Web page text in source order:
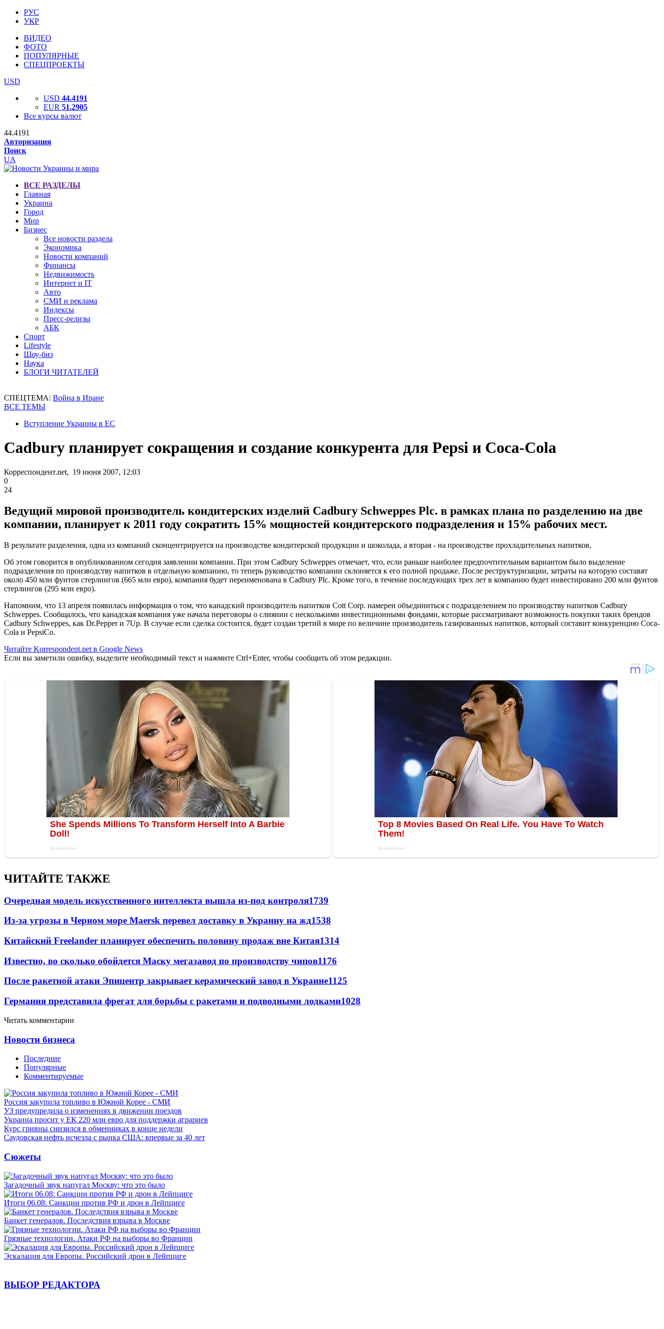
РУС
УКР
ВИДЕО
ФОТО
ПОПУЛЯРНЫЕ
СПЕЦПРОЕКТЫ
USD
USD 44.4191
EUR 51.2905
Все курсы валют
44.4191
Авторизация
Поиск
UA
ВСЕ РАЗДЕЛЫ
Главная
Украина
Город
Мир
Бизнес
Все новости раздела
Экономика
Новости компаний
Финансы
Недвижимость
Интернет и IT
Авто
СМИ и реклама
Индексы
Пресс-релизы
АБК
Спорт
Lifestyle
Шоу-биз
Наука
БЛОГИ ЧИТАТЕЛЕЙ
СПЕЦТЕМА: Война в Иране
ВСЕ ТЕМЫ
Вступление Украины в ЕС
Cadbury планирует сокращения и создание конкурента для Pepsi и Coca-Cola
Корреспондент.net, 19 июня 2007, 12:03
0
24
Ведущий мировой производитель кондитерских изделий Cadbury Schweppes Plc. в рамках плана по разделению на две
компании, планирует к 2011 году сократить 15% мощностей кондитерского подразделения и 15% рабочих мест.
В результате разделения, одна из компаний сконцентрируется на производстве кондитерской продукции и шоколада, а вторая - на производстве прохладительных напитков,
Об этом говорится в опубликованном сегодня заявлении компании. При этом Cadbury Schweppes отмечает, что, если раньше наиболее предпочтительным вариантом было выделение
подразделения по производству напитков в отдельную компанию, то теперь руководство компании склоняется к его полной продаже. После реструктуризации, затраты на которую составят
около 450 млн фунтов стерлингов (665 млн евро), компания будет переименована в Cadbury Plc. Кроме того, в течение последующих трех лет в компанию будет инвестировано 200 млн фунтов
стерлингов (295 млн евро).
Напомним, что 13 апреля появилась информация о том, что канадский производитель напитков Cott Corp. намерен объединиться с подразделением по производству напитков Cadbury
Schweppes. Сообщалось, что канадская компания уже начала переговоры о слиянии с несколькими инвестиционными фондами, которые рассматривают возможность покупки таких брендов
Cadbury Schweppes, как Dr.Pepper и 7Up. В случае если сделка состоится, будет создан третий в мире по величине производитель газированных напитков, который составит конкуренцию Coca-
Cola и PepsiCo.
Читайте Korrespondent.net в Google News
Если вы заметили ошибку, выделите необходимый текст и нажмите Ctrl+Enter, чтобы сообщить об этом редакции.
ЧИТАЙТЕ ТАКЖЕ
Очередная модель искусственного интеллекта вышла из-под контроля1739
Из-за угрозы в Черном море Maersk перевел доставку в Украину на жд1538
Китайский Freelander планирует обеспечить половину продаж вне Китая1314
Известно, во сколько обойдется Маску мегазавод по производству чипов1176
После ракетной атаки Эпицентр закрывает керамический завод в Украине1125
Германия представила фрегат для борьбы с ракетами и подводными лодками1028
Читать комментарии
Новости бизнеса
Последние
Популярные
Комментируемые
Россия закупила топливо в Южной Корее - СМИ
УЗ предупредила о изменениях в движении поездов
Украина просит у ЕК 220 млн евро для поддержки аграриев
Курс гривны снизился в обменниках в конце недели
Саудовская нефть исчезла с рынка США: впервые за 40 лет
Сюжеты
Загадочный звук напугал Москву: что это было
Итоги 06.08: Санкции против РФ и дрон в Лейпциге
Банкет генералов. Последствия взрыва в Москве
Грязные технологии. Атаки РФ на выборы во Франции
Эскалация для Европы. Российский дрон в Лейпциге
ВЫБОР РЕДАКТОРА